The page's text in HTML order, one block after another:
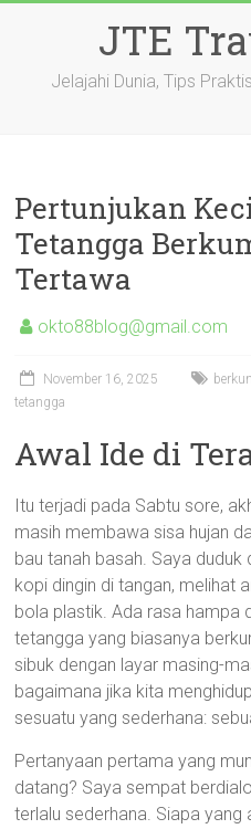
JTE
Jelajahi Dunia, Tips
Pertunjukan
Tetangga
Tertawa
okto88blog@gmail.com
November 16, 2025
tetangga
Awal Ide di
Itu terjadi pada Sabtu sore,
masih membawa sisa hujan
bau tanah basah. Saya
kopi dingin di tangan, melihat
bola plastik. Ada rasa hampa
tetangga yang biasanya
sibuk dengan layar masing-
bagaimana jika kita
sesuatu yang sederhana:
Pertanyaan pertama yang
datang? Saya sempat
terlalu sederhana. Siapa yang